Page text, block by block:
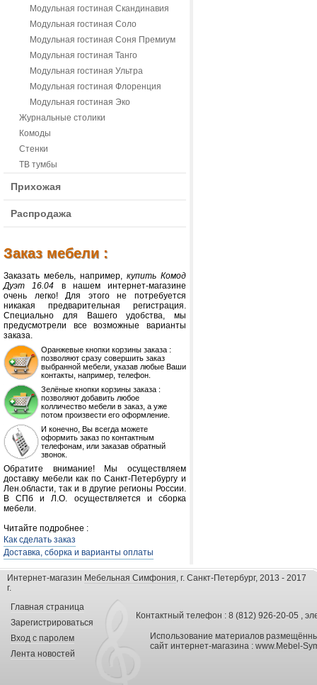
Модульная гостиная Скандинавия
Модульная гостиная Соло
Модульная гостиная Соня Премиум
Модульная гостиная Танго
Модульная гостиная Ультра
Модульная гостиная Флоренция
Модульная гостиная Эко
Журнальные столики
Комоды
Стенки
ТВ тумбы
Прихожая
Распродажа
Заказ мебели :
Заказать мебель, например, купить Комод
Дуэт 16.04 в нашем интернет-магазине
очень легко! Для этого не потребуется
никакая предварительная регистрация.
Специально для Вашего удобства, мы
предусмотрели все возможные варианты
заказа.
Оранжевые кнопки корзины заказа :
позволяют сразу совершить заказ
выбранной мебели, указав любые Ваши
контакты, например, телефон.
Зелёные кнопки корзины заказа :
позволяют добавить любое
колличество мебели в заказ, а уже
потом произвести его оформление.
И конечно, Вы всегда можете
оформить заказ по контактным
телефонам, или заказав обратный
звонок.
Обратите внимание! Мы осуществляем
доставку мебели как по Санкт-Петербургу и
Лен.области, так и в другие регионы России.
В СПб и Л.О. осуществляется и сборка
мебели.
Читайте подробнее :
Как сделать заказ
Доставка, сборка и варианты оплаты
Интернет-магазин Мебельная Симфония, г. Санкт-Петербург, 2013 - 2017
г.
Главная страница
Зарегистрироваться
Вход с паролем
Лента новостей
Контактный телефон : 8 (812) 926-20-05 ,
Использование материалов
сайт интернет-магазина : www.Mebel-